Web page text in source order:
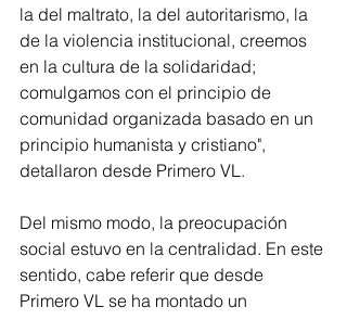
la del maltrato, la del autoritarismo, la
de la violencia institucional, creemos
en la cultura de la solidaridad;
comulgamos con el principio de
comunidad organizada basado en un
principio humanista y cristiano",
detallaron desde Primero VL.
Del mismo modo, la preocupación
social estuvo en la centralidad. En este
sentido, cabe referir que desde
Primero VL se ha montado un